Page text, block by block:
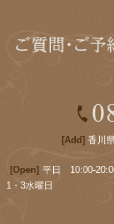
[Add] 香川
[Open] 平日 10:00-
1・3水曜日